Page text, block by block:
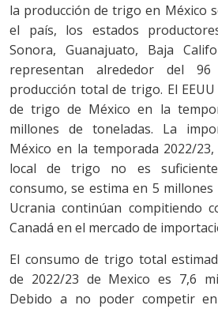
la producción de trigo en México
el país, los estados
Sonora, Guanajuato, Baja
representan alrededor del
producción total de trigo. El
de trigo de México en la
millones de toneladas. La
México en la temporada 2022/
local de trigo no es
consumo, se estima en 5 millones
Ucrania continúan compitiendo
Canadá en el mercado de
El consumo de trigo total
de 2022/23 de Mexico es 7,6
Debido a no poder competir